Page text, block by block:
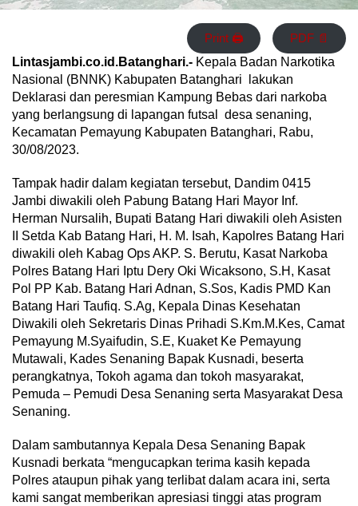
Print 🖨 PDF 📄
Lintasjambi.co.id.Batanghari.- Kepala Badan Narkotika
Nasional (BNNK) Kabupaten Batanghari lakukan
Deklarasi dan peresmian Kampung Bebas dari narkoba
yang berlangsung di lapangan futsal desa senaning,
Kecamatan Pemayung Kabupaten Batanghari, Rabu,
30/08/2023.
Tampak hadir dalam kegiatan tersebut, Dandim 0415
Jambi diwakili oleh Pabung Batang Hari Mayor Inf.
Herman Nursalih, Bupati Batang Hari diwakili oleh Asisten
II Setda Kab Batang Hari, H. M. Isah, Kapolres Batang Hari
diwakili oleh Kabag Ops AKP. S. Berutu, Kasat Narkoba
Polres Batang Hari Iptu Dery Oki Wicaksono, S.H, Kasat
Pol PP Kab. Batang Hari Adnan, S.Sos, Kadis PMD Kan
Batang Hari Taufiq. S.Ag, Kepala Dinas Kesehatan
Diwakili oleh Sekretaris Dinas Prihadi S.Km.M.Kes, Camat
Pemayung M.Syaifudin, S.E, Kuaket Ke Pemayung
Mutawali, Kades Senaning Bapak Kusnadi, beserta
perangkatnya, Tokoh agama dan tokoh masyarakat,
Pemuda – Pemudi Desa Senaning serta Masyarakat Desa
Senaning.
Dalam sambutannya Kepala Desa Senaning Bapak
Kusnadi berkata “mengucapkan terima kasih kepada
Polres ataupun pihak yang terlibat dalam acara ini, serta
kami sangat memberikan apresiasi tinggi atas program